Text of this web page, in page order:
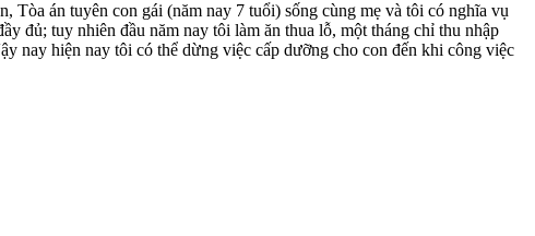
án tuyên con gái (năm nay 7 tuổi) sống cùng mẹ và tôi có nghĩa vụ
đủ; tuy nhiên đầu năm nay tôi làm ăn thua lỗ, một tháng chỉ thu nhập
nay hiện nay tôi có thể dừng việc cấp dưỡng cho con đến khi công việc